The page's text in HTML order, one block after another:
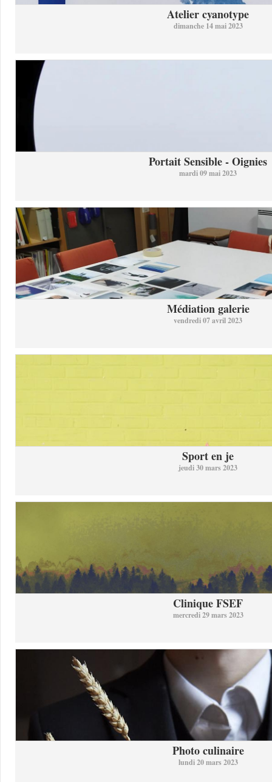
Atelier cyanotype
dimanche 14 mai 2023
Portait Sensible - Oignies
mardi 09 mai 2023
Médiation galerie
vendredi 07 avril 2023
Sport en je
jeudi 30 mars 2023
Clinique FSEF
mercredi 29 mars 2023
Photo culinaire
lundi 20 mars 2023